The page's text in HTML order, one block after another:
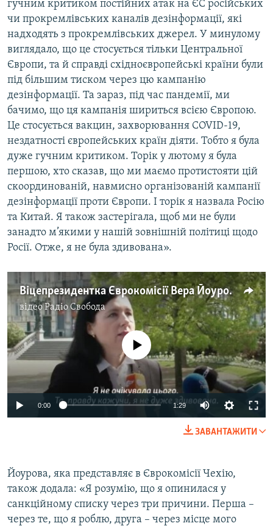
Усі сайти RFE/RL
гучним критиком постійних атак на ЄС російських
чи прокремлівських каналів дезінформації, які
надходять з прокремлівських джерел. У минулому
виглядало, що це стосується тільки Центральної
Європи, та й справді східноєвропейські країни були
під більшим тиском через цю кампанію
дезінформації. Та зараз, під час пандемії, ми
бачимо, що ця кампанія шириться всією Європою.
Це стосується вакцин, захворювання COVID-19,
нездатності європейських країн діяти. Тобто я була
дуже гучним критиком. Торік у лютому я була
першою, хто сказав, що ми маємо протистояти цій
скоординованій, навмисно організованій кампанії
дезінформації проти Європи. І торік я назвала Росію
та Китай. Я також застерігала, щоб ми не були
занадто м’якими у нашій зовнішній політиці щодо
Росії. Отже, я не була здивована».
Віцепрезидентка Єврокомісії Вера Йоурова стосовно рішення Росії оголосити її персоною нон-грата
відеоРадіо Свобода
720p 1080p
No media source currently available
0:00 1:29 Auto
720p
1080p
ЗАВАНТАЖИТИ
Йоурова, яка представляє в Єврокомісії Чехію,
також додала: «Я розумію, що я опинилася у
санкційному списку через три причини. Перша –
через те, що я роблю, друга – через місце мого